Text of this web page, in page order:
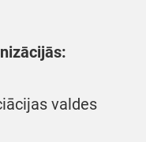
valdes